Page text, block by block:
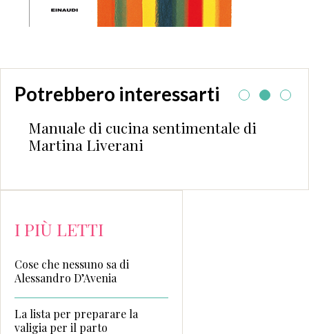
Potrebbero interessarti
Manuale di cucina sentimentale di
Martina Liverani
I PIÙ LETTI
Cose che nessuno sa di
Alessandro D’Avenia
La lista per preparare la
valigia per il parto